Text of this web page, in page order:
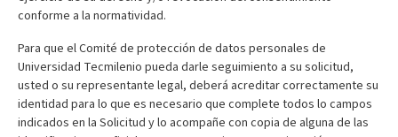
conforme a la normatividad.
Para que el Comité de protección de datos personales de
Universidad Tecmilenio pueda darle seguimiento a su solicitud,
usted o su representante legal, deberá acreditar correctamente su
identidad para lo que es necesario que complete todos lo campos
indicados en la Solicitud y lo acompañe con copia de alguna de las